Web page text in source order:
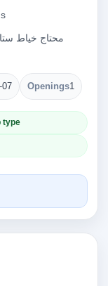
07 Openings1
type